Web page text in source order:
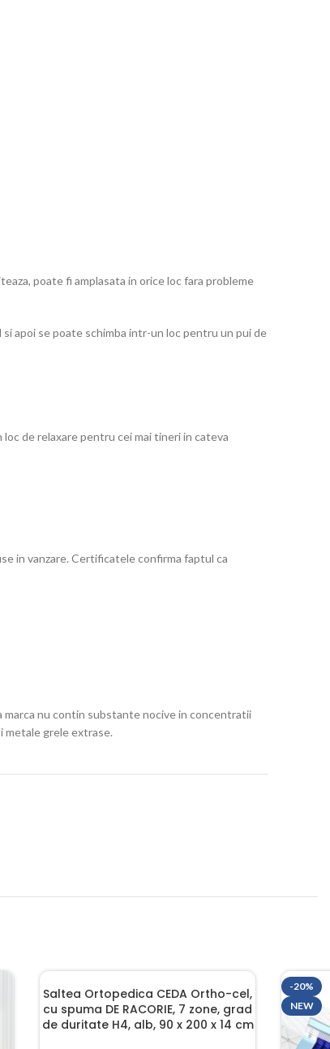
poate fi amplasata in orice loc fara probleme
apoi se poate schimba intr-un loc pentru un pui de
de relaxare pentru cei mai tineri in cateva
in vanzare. Certificatele confirma faptul ca
marca nu contin substante nocive in concentratii
metale grele extrase.
Saltea Ortopedica CEDA Ortho-cel,
cu spuma DE RACORIE, 7 zone, grad
de duritate H4, alb, 90 x 200 x 14 cm
-20%
NEW